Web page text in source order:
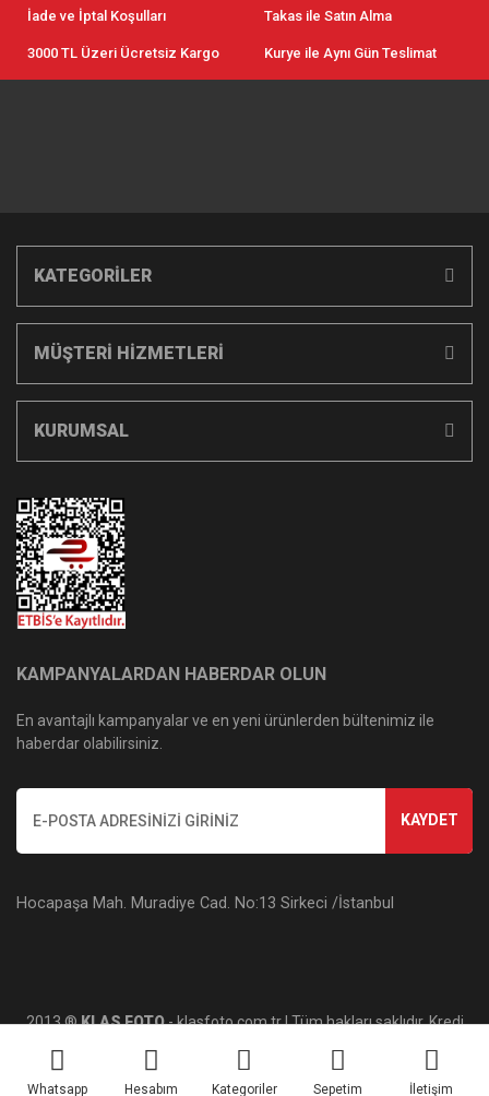
Whatsapp Hesabım Kategoriler Sepetim İletişim
İade ve İptal Koşulları Takas ile Satın Alma
3000 TL Üzeri Ücretsiz Kargo Kurye ile Aynı Gün Teslimat
KATEGORİLER
MÜŞTERİ HİZMETLERİ
KURUMSAL
KAMPANYALARDAN HABERDAR OLUN
En avantajlı kampanyalar ve en yeni ürünlerden bültenimiz ile
haberdar olabilirsiniz.
KAYDET
Hocapaşa Mah. Muradiye Cad. No:13 Sirkeci /İstanbul
2013 ®KLAS FOTO- klasfoto.com.tr | Tüm hakları saklıdır. Kredi